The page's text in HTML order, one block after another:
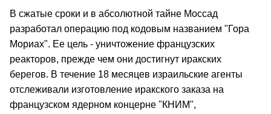
В сжатые сроки и в абсолютной тайне Моссад
разработал операцию под кодовым названием "Гора
Мориах". Ее цель - уничтожение французских
реакторов, прежде чем они достигнут иракских
берегов. В течение 18 месяцев израильские агенты
отслеживали изготовление иракского заказа на
французском ядерном концерне "КНИМ",